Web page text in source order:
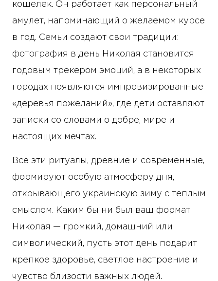
кошелек. Он работает как персональный
амулет, напоминающий о желаемом курсе
в год. Семьи создают свои традиции:
фотография в день Николая становится
годовым трекером эмоций, а в некоторых
городах появляются импровизированные
«деревья пожеланий», где дети оставляют
записки со словами о добре, мире и
настоящих мечтах.
Все эти ритуалы, древние и современные,
формируют особую атмосферу дня,
открывающего украинскую зиму с теплым
смыслом. Каким бы ни был ваш формат
Николая — громкий, домашний или
символический, пусть этот день подарит
крепкое здоровье, светлое настроение и
чувство близости важных людей.